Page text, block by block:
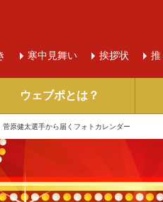
寒中 見舞い 挨拶状 推
ウェブポとは？
原健太選手から届くフォトカレンダー